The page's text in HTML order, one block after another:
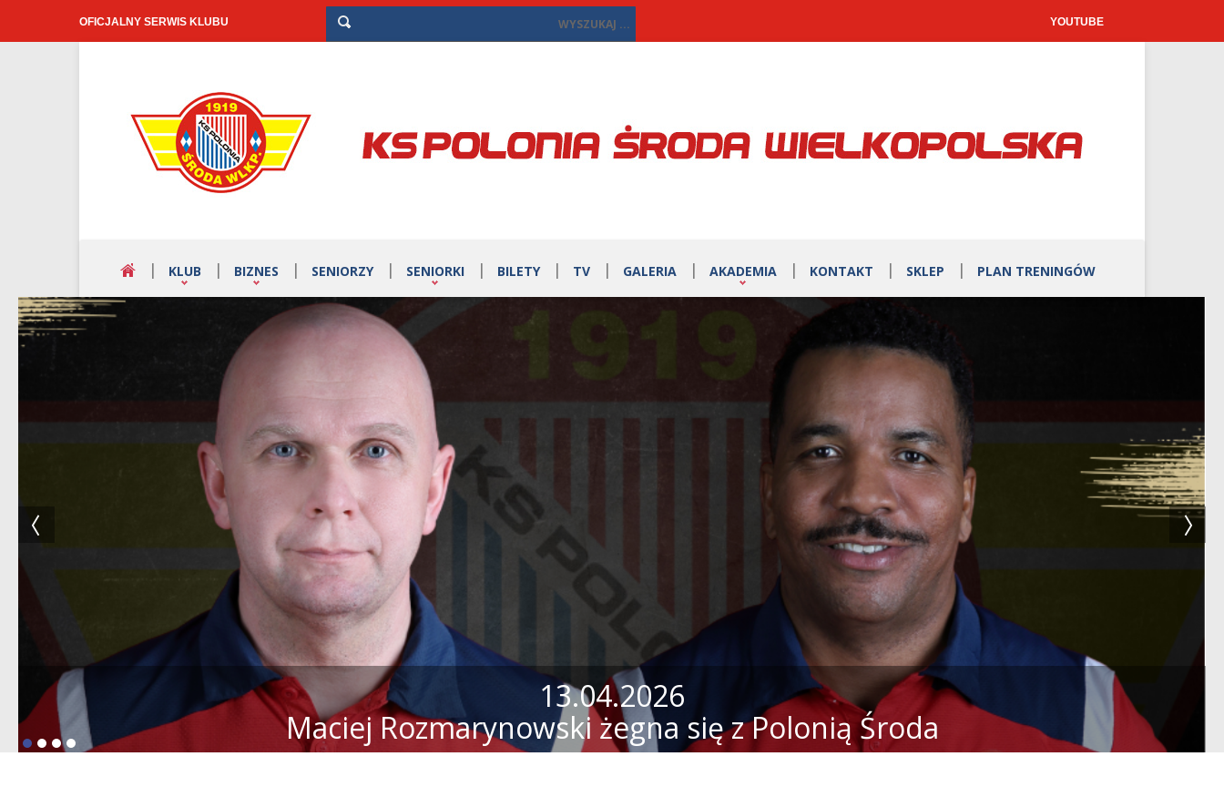
OFICJALNY SERWIS KLUBU YOUTUBE
KLUB BIZNES SENIORZY SENIORKI BILETY TV GALERIA AKADEMIA KONTAKT SKLEP PLAN TRENINGÓW
13.04.2026
Maciej Rozmarynowski żegna się z Polonią Środa